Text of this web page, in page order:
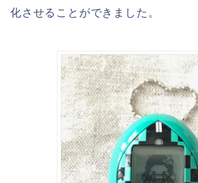
化させることができました。